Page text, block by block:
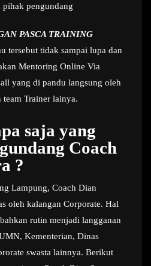
pengundang
PASCA TRAINING
tersebut tidak sampai lupa dan
Mentoring Online Via
yang di pandu langsung oleh
team Trainer lainya.
saja yang
Coach
?
Lampung, Coach Dian
oleh kalangan Corporate. Hal
rutin menjadi langganan
Kementerian, Dinas
swasta lainnya. Berikut